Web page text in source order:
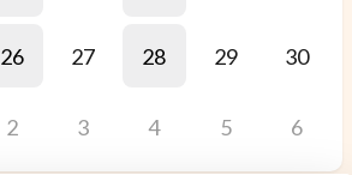
26 27 28 29 30
2 3 4 5 6